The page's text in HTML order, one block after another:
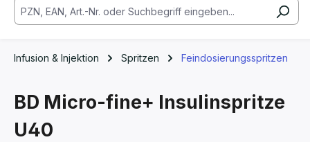
Infusion & Injektion Spritzen Feindosierungsspritzen
BD Micro-fine+ Insulinspritze
U40